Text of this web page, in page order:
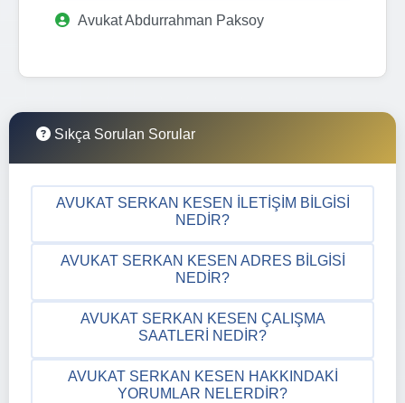
Avukat Abdurrahman Paksoy
Sıkça Sorulan Sorular
AVUKAT SERKAN KESEN İLETIŞIM BILGISI
NEDIR?
AVUKAT SERKAN KESEN ADRES BILGISI
NEDIR?
AVUKAT SERKAN KESEN ÇALIŞMA
SAATLERI NEDIR?
AVUKAT SERKAN KESEN HAKKINDAKI
YORUMLAR NELERDIR?